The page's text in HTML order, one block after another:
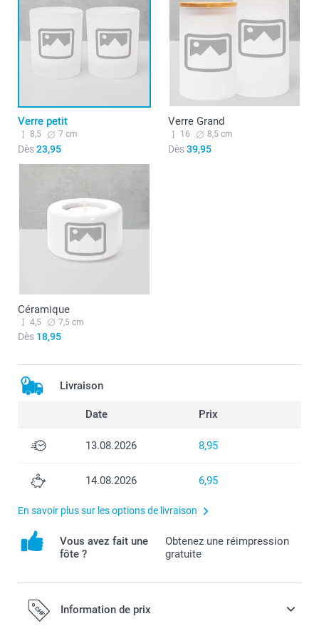
Verre petit
8,5 7 cm
Dès23,95
Verre Grand
16 8,5 cm
Dès39,95
Céramique
4,5 7,5 cm
Dès 18,95
Livraison
Date Prix
13.08.2026 8,95
14.08.2026 6,95
En savoir plus sur les options de livraison
Vous avez fait une
fôte ?
Obtenez une réimpression
gratuite
Information de prix